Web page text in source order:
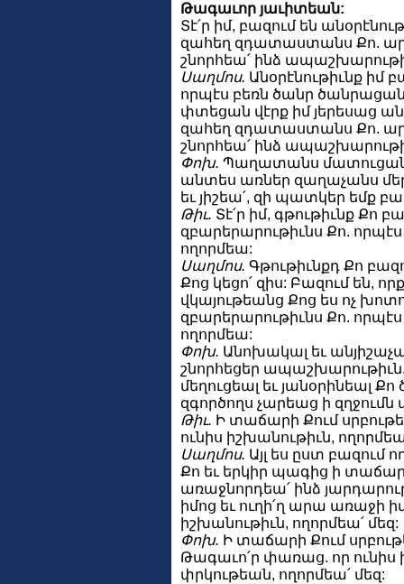
Թագաւոր յաւիտեան:
Տէ՛ր իմ, բազում են
զահեղ զդատաստանս Քո.
շնորհեա՛ ինձ
Սաղմոս. Անօրէնութիւնք իմ
որպէս բեռն ծանր
փտեցան վէրք իմ յերեսաց
զահեղ զդատաստանս Քո.
շնորհեա՛ ինձ
Փոխ. Պաղատանս
անտես առներ զաղաչանս մեր,
եւ յիշեա՛, զի պատկեր եմք
Թիւ. Տէ՛ր իմ, գթութիւնք Քո
զբարերարութիւնս Քո. որպէս
ողորմեա:
Սաղմոս. Գթութիւնքդ Քո
Քոց կեցո՛ զիս: Բազում են,
վկայութեանց Քոց ես ոչ
զբարերարութիւնս Քո. որպէս
ողորմեա:
Փոխ. Անոխակալ եւ
շնորհեցեր ապաշխարութիւն.
մեղուցեալ եւ յանօրինեալ
զգործողս չարեաց ի
Թիւ. Ի տաճարի Քում
ունիս իշխանութիւն,
Սաղմոս. Այլ ես ըստ բազում
Քո եւ երկիր պագից ի տաճար
առաջնորդեա՛ ինձ
իմոց եւ ուղի՛ղ արա առաջի
իշխանութիւն, ողորմեա՛ մեզ:
Փոխ. Ի տաճարի Քում
Թագաւո՛ր փառաց. որ ունիս
փրկութեան, ողորմեա՛ մեզ: